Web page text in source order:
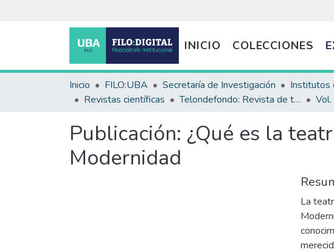
INICIO COLECCIONES
Inicio FILO:UBA Secretaría de Investigación Institutos
Revistas científicas
Telondefondo: Revista de teoría y crítica teatral
Publicación: ¿Qué es la
Modernidad
La